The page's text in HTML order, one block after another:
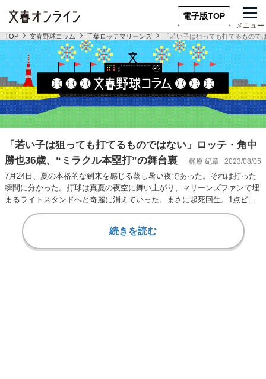
電子版TOP
メニュー
TOP 文春野球コラム 千葉ロッテマリーンズ 「若い子は狙っても打てるもので
「若い子は狙っても打てるものではない」ロッテ・角中
勝也36歳、“ミラクル本塁打”の舞台裏
梶原 紀章 2023/08/05
7月24日、夏の本格的な到来を感じる蒸し暑い夜であった。それは打った
瞬間に分かった。打球は真夏の夜空に舞い上がり、マリーンズファンで埋
まるライトスタンドへと奇麗に消えていった。まさに起死回生。1点ビハ
インドの9回二…
続きを読む